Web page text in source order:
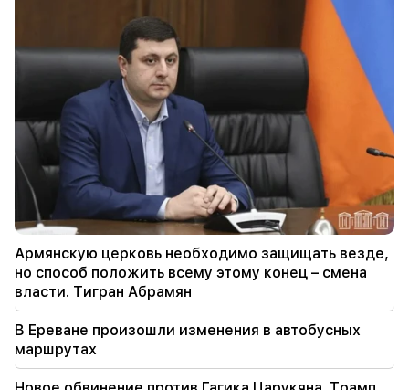
Они попытаются завоевать сердце Сассуна.
«Публикация»
«Публикация». Араик Арутюнян "У нищего не
будет живота?"
08:42
«Публикация». Каждый чувствует себя
комфортно в своей системе
Избрание Вардеваняна или судебное
заседание Веапара? В парламенте сложилась
чрезвычайная ситуация. "Люди"
08:00
Как перераспределялись должности в
Национальном собрании. "Люди"
Армянскую церковь необходимо защищать везде,
но способ положить всему этому конец – смена
власти. Тигран Абрамян
В Ереване произошли изменения в автобусных
маршрутах